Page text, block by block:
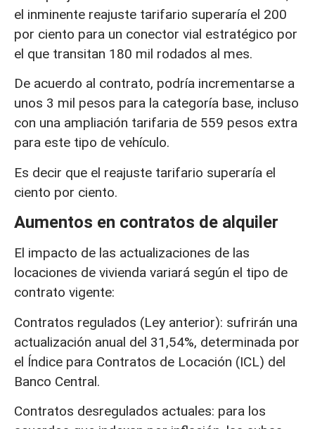
el inminente reajuste tarifario superaría el 200
por ciento para un conector vial estratégico por
el que transitan 180 mil rodados al mes.
De acuerdo al contrato, podría incrementarse a
unos 3 mil pesos para la categoría base, incluso
con una ampliación tarifaria de 559 pesos extra
para este tipo de vehículo.
Es decir que el reajuste tarifario superaría el
ciento por ciento.
Aumentos en contratos de alquiler
El impacto de las actualizaciones de las
locaciones de vivienda variará según el tipo de
contrato vigente:
Contratos regulados (Ley anterior): sufrirán una
actualización anual del 31,54%, determinada por
el Índice para Contratos de Locación (ICL) del
Banco Central.
Contratos desregulados actuales: para los